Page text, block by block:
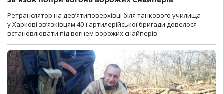
Ретранслятор на дев’ятиповерхівці біля танкового училища
у Харкові зв’язківцям 40-ї артилерійської бригади довелося
встановлювати під вогнем ворожих снайперів.